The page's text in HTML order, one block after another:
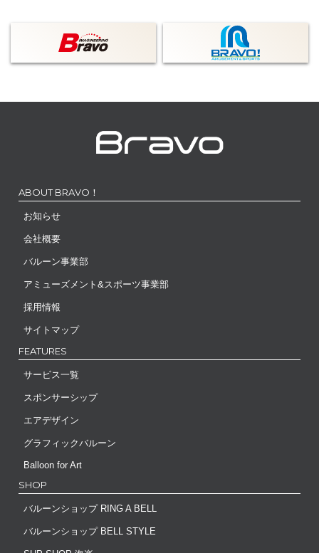
ABOUT BRAVO！
お知らせ
会社概要
バルーン事業部
アミューズメント&スポーツ事業部
採用情報
サイトマップ
FEATURES
サービス一覧
スポンサーシップ
エアデザイン
グラフィックバルーン
Balloon for Art
SHOP
バルーンショップ RING A BELL
バルーンショップ BELL STYLE